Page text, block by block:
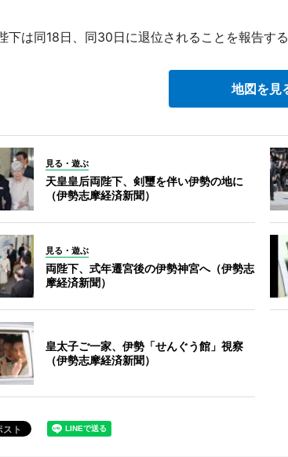
下は同18日、同30日に退位されることを報告する
地図を見
見る・遊ぶ
天皇皇后両陛下、剣璽を伴い伊勢の地に
（伊勢志摩経済新聞）
見る・遊ぶ
両陛下、式年遷宮後の伊勢神宮へ（伊勢志
摩経済新聞）
皇太子ご一家、伊勢「せんぐう館」視察
（伊勢志摩経済新聞）